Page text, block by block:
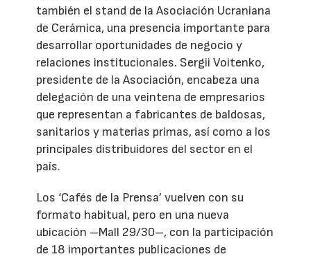
también el stand de la Asociación Ucraniana
de Cerámica, una presencia importante para
desarrollar oportunidades de negocio y
relaciones institucionales. Sergii Voitenko,
presidente de la Asociación, encabeza una
delegación de una veintena de empresarios
que representan a fabricantes de baldosas,
sanitarios y materias primas, así como a los
principales distribuidores del sector en el
país.
Los ‘Cafés de la Prensa’ vuelven con su
formato habitual, pero en una nueva
ubicación –Mall 29/30–, con la participación
de 18 importantes publicaciones de